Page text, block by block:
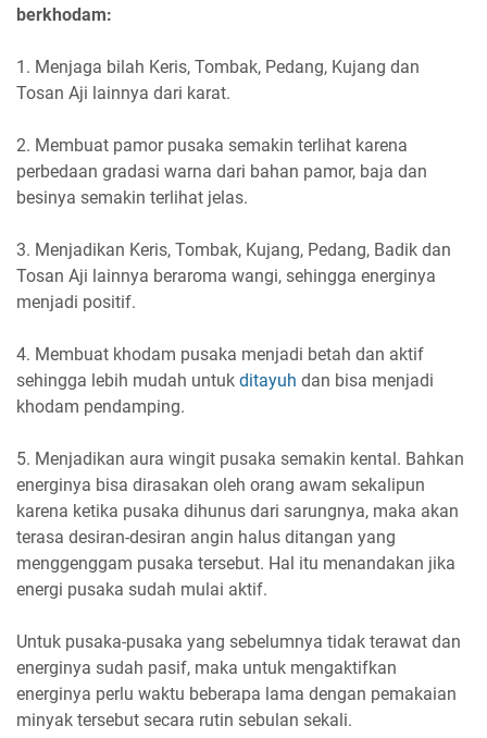
berkhodam:
1. Menjaga bilah Keris, Tombak, Pedang, Kujang dan
Tosan Aji lainnya dari karat.
2. Membuat pamor pusaka semakin terlihat karena
perbedaan gradasi warna dari bahan pamor, baja dan
besinya semakin terlihat jelas.
3. Menjadikan Keris, Tombak, Kujang, Pedang, Badik dan
Tosan Aji lainnya beraroma wangi, sehingga energinya
menjadi positif.
4. Membuat khodam pusaka menjadi betah dan aktif
sehingga lebih mudah untuk ditayuh dan bisa menjadi
khodam pendamping.
5. Menjadikan aura wingit pusaka semakin kental. Bahkan
energinya bisa dirasakan oleh orang awam sekalipun
karena ketika pusaka dihunus dari sarungnya, maka akan
terasa desiran-desiran angin halus ditangan yang
menggenggam pusaka tersebut. Hal itu menandakan jika
energi pusaka sudah mulai aktif.
Untuk pusaka-pusaka yang sebelumnya tidak terawat dan
energinya sudah pasif, maka untuk mengaktifkan
energinya perlu waktu beberapa lama dengan pemakaian
minyak tersebut secara rutin sebulan sekali.